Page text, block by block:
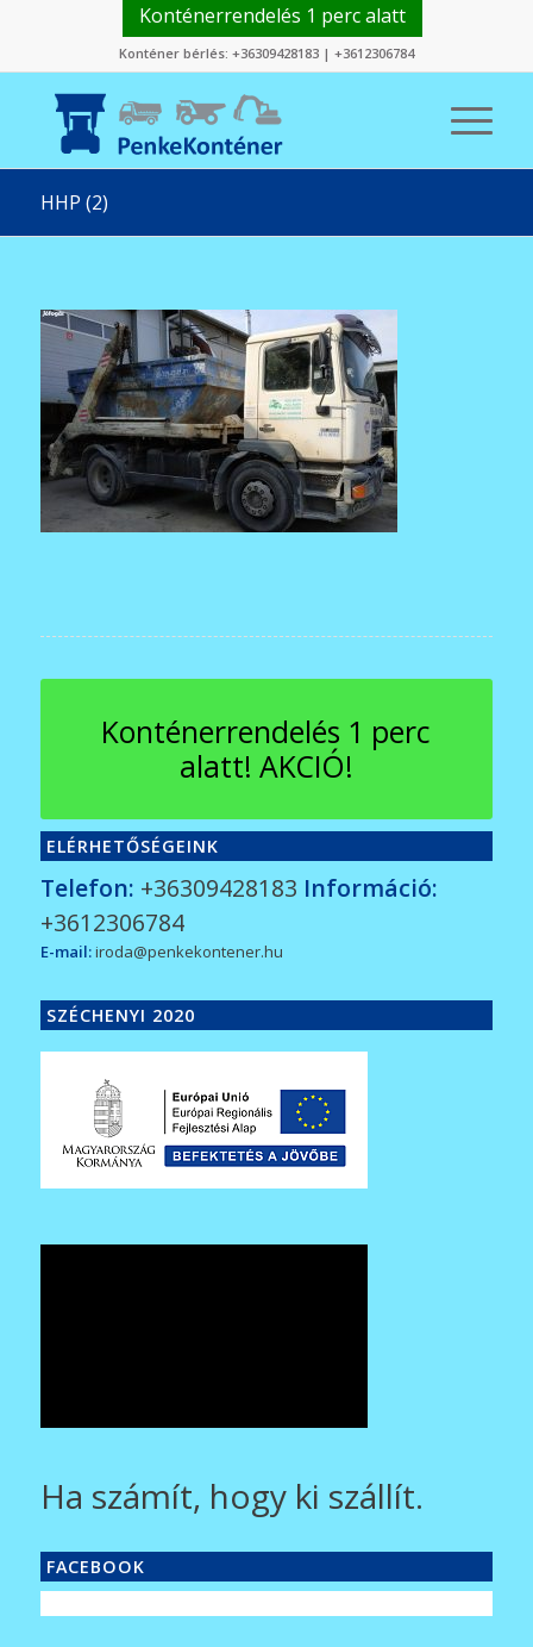
Konténerrendelés 1 perc alatt
Konténer bérlés: +36309428183| +3612306784
HHP (2)
Konténerrendelés 1 perc
alatt! AKCIÓ!
ELÉRHETŐSÉGEINK
Telefon: +36309428183 Információ:
+3612306784
E-mail:iroda@penkekontener.hu
SZÉCHENYI 2020
Ha számít, hogy ki szállít.
FACEBOOK